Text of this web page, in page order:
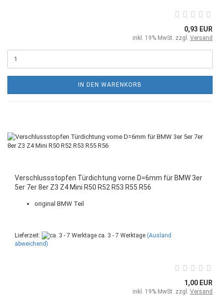
0,93 EUR
inkl. 19% MwSt. zzgl. Versand
IN DEN WARENKORB
Verschlussstopfen Türdichtung vorne D=6mm für BMW 3er
5er 7er 8er Z3 Z4 Mini R50 R52 R53 R55 R56
original BMW Teil
Lieferzeit: ca. 3 - 7 Werktage (Ausland
abweichend)
1,00 EUR
inkl. 19% MwSt. zzgl. Versand